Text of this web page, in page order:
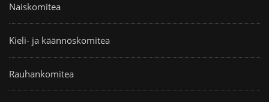
Naiskomitea
Kieli- ja käännöskomitea
Rauhankomitea